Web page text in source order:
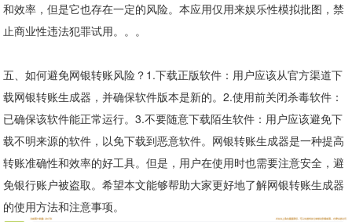
和效率，但是它也存在一定的风险。本应用仅用来娱乐性模拟批图，禁
止商业性违法犯罪试用。。。
五、如何避免网银转账风险？1.下载正版软件：用户应该从官方渠道下
载网银转账生成器，并确保软件版本是新的。2.使用前关闭杀毒软件：
已确保该软件能正常运行。3.不要随意下载陌生软件：用户应该避免下
载不明来源的软件，以免下载到恶意软件。网银转账生成器是一种提高
转账准确性和效率的好工具。但是，用户在使用时也需要注意安全，避
免银行账户被盗取。希望本文能够帮助大家更好地了解网银转账生成器
的使用方法和注意事项。